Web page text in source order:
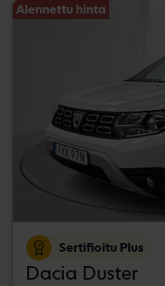
Alennettu hinta
Sertifioitu Plus
Dacia Duster